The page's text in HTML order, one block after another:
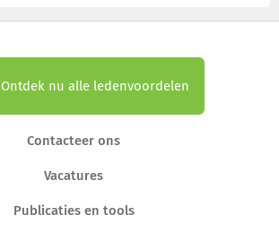
Ontdek nu alle ledenvoordelen
Contacteer ons
Vacatures
Publicaties en tools